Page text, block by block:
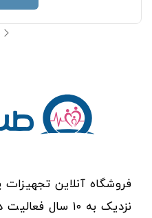
فروشگاه آنلاین
نزدیک به ۱۰ سال